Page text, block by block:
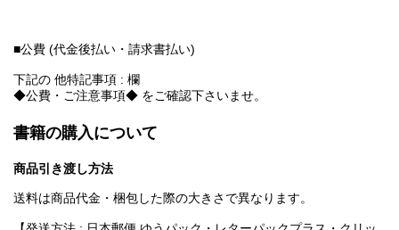
■公費 (代金後払い・請求書払い)
下記の 他特記事項 : 欄
◆公費・ご注意事項◆ をご確認下さいませ。
書籍の購入について
商品引き渡し方法
送料は商品代金・梱包した際の大きさで異なります。